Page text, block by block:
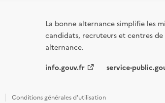
La bonne alternance simplifie les
candidats, recruteurs et centres
alternance.
info.gouv.fr service-
Conditions générales d'utilisation